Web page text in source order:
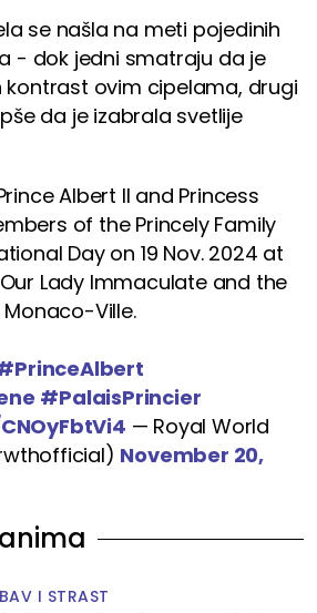
se našla na meti pojedinih
- dok jedni smatraju da je
ovim cipelama, drugi
da je izabrala svetlije
Albert II and Princess
of the Princely Family
Day on 19 Nov. 2024 at
Lady Immaculate and the
Monaco-Ville.
#PalaisPrincier
— Royal World
November 20,
I STRAST